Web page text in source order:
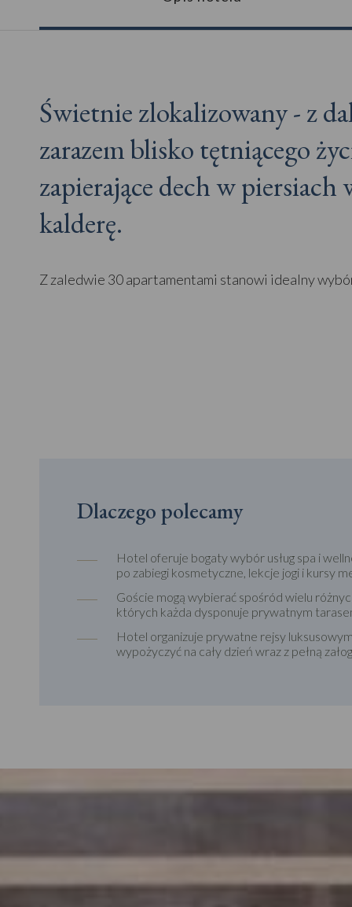
Świetnie zlokalizowany - z
zarazem blisko tętniącego
zapierające dech w piersiach
kalderę.
Z zaledwie 30 apartamentami stanowi idealny
Dlaczego polecamy
Hotel oferuje bogaty wybór usług spa i
po zabiegi kosmetyczne, lekcje jogi i kursy
Goście mogą wybierać spośród wielu
których każda dysponuje prywatnym
Hotel organizuje prywatne rejsy
wypożyczyć na cały dzień wraz z pełną